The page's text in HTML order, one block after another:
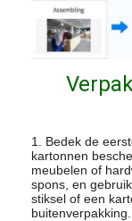
1. Bedek de
kartonnen
meubelen of
spons, en
stiksel of een
buitenverpakking.